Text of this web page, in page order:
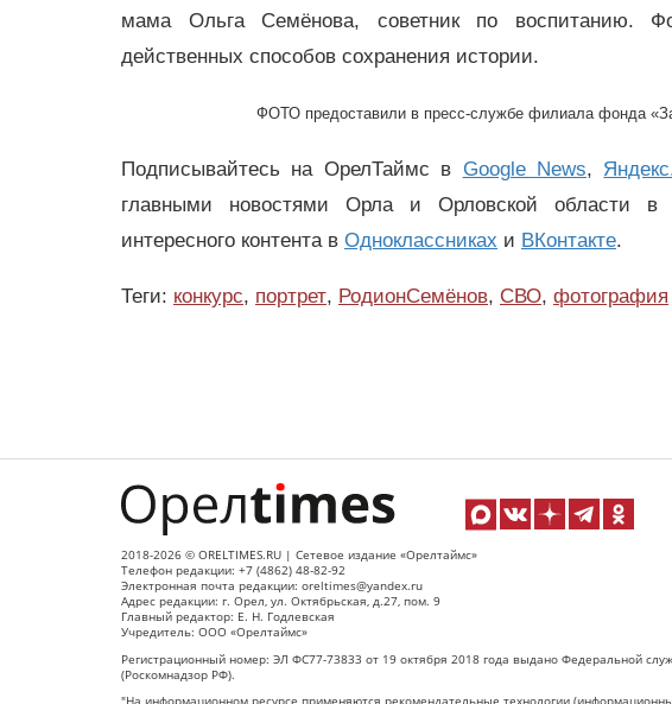
мама Ольга Семёнова, советник по воспитанию.
действенных способов сохранения истории.
ФОТО предоставили в пресс-службе филиала фонда
Подписывайтесь на ОрелТаймс в Google News,
главными новостями Орла и Орловской области в
интересного контента в Одноклассниках и ВКонтакте.
Теги: конкурс, портрет, РодионСемёнов, СВО, фотография
2018-2026 © ORELTIMES.RU | Сетевое издание «Орелтаймс»
Телефон редакции: +7 (4862) 48-82-92
Электронная почта редакции: oreltimes@yandex.ru
Адрес редакции: г. Орел, ул. Октябрьская, д.27, пом. 9
Главный редактор: Е. Н. Годлевская
Учредитель: ООО «Орелтаймс»
Регистрационный номер: ЭЛ ФС77-73833 от 19 октября 2018 года выдано Федеральной
(Роскомнадзор РФ).